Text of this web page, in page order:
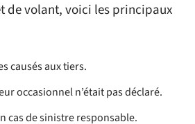
de volant, voici les principaux
causés aux tiers.
occasionnel n’était pas déclaré.
cas de sinistre responsable.